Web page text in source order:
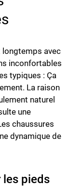
longtemps avec
inconfortables
typiques : Ça
La raison
naturel
une
chaussures
dynamique de
les pieds